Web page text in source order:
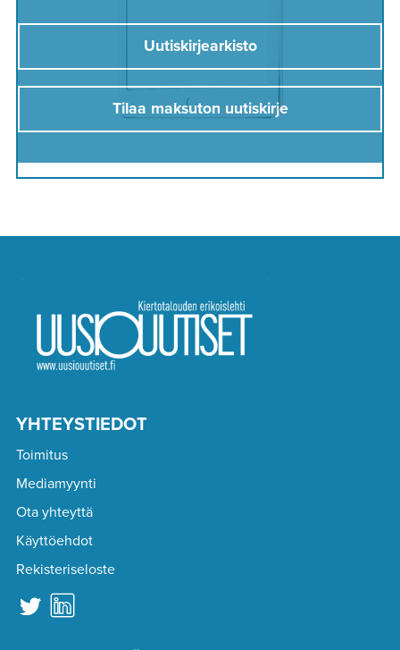
Uutiskirjearkisto
Tilaa maksuton uutiskirje
YHTEYSTIEDOT
Toimitus
Mediamyynti
Ota yhteyttä
Käyttöehdot
Rekisteriseloste